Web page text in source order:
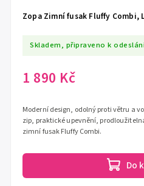
Zopa Zimní fusak Fluffy Combi,
Skladem, připraveno k
1 890 Kč
Do
Moderní design, odolný proti větru a
zip, praktické upevnění,
zimní fusak Fluffy Combi.